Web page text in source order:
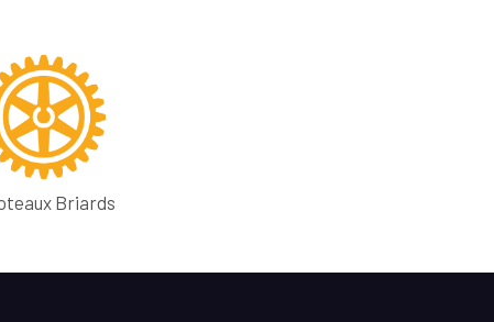
Briards